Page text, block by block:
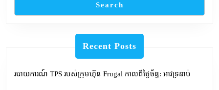
Search
Recent Posts
របាយការណ៍ TPS របស់ក្រុមហ៊ុន Frugal កាលពីថ្ងៃច័ន្ទ: អាវទ្រនាប់